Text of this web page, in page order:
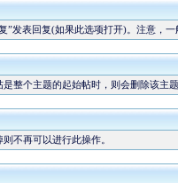
表回复(如果此选项打开)。注意，一
整个主题的起始帖时，则会删除该主题
不再可以进行此操作。